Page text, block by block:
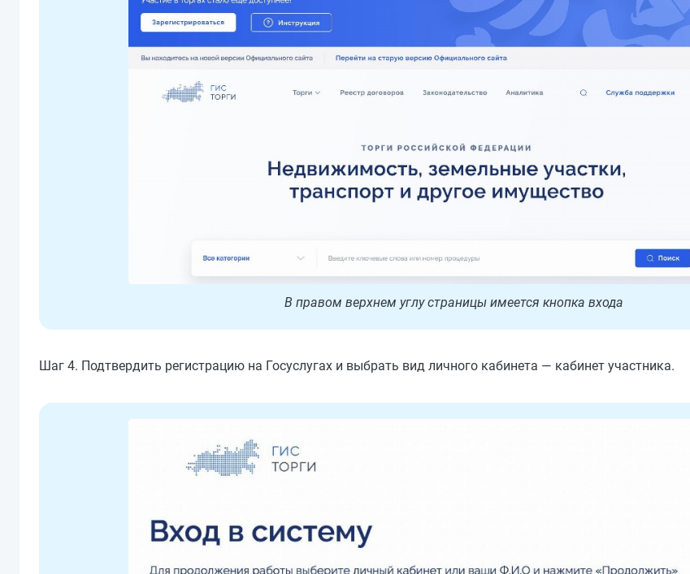
В правом верхнем углу страницы имеется кнопка входа
Шаг 4. Подтвердить регистрацию на Госуслугах и выбрать вид личного кабинета — кабинет участника.